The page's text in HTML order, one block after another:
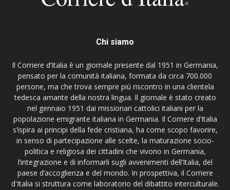
Chi siamo
Il Corriere d’Italia è un giornale presente dal 1951 in Germania,
pensato per la comunità italiana, formata da circa 700.000
persone, ma che trova sempre più riscontro in una clientela
tedesca amante della nostra lingua. Il giornale è stato creato
nel gennaio 1951 dai missionari cattolici italiani per la
popolazione emigrante italiana in Germania. Il Corriere d’Italia
s’ispira ai principi della fede cristiana, ha come scopo favorire,
in senso di partecipazione alle scelte, la maturazione socio-
politica e religiosa dei cittadini che vivono in Germania,
l’integrazione e di informarli sugli avvenimenti dell’Italia, del
paese d’accoglienza e del mondo. In prospettiva, il Corriere
d'Italia si struttura come laboratorio del dibattito interculturale.